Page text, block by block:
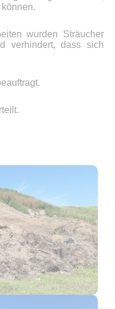
wurden Sträucher
verhindert, dass sich